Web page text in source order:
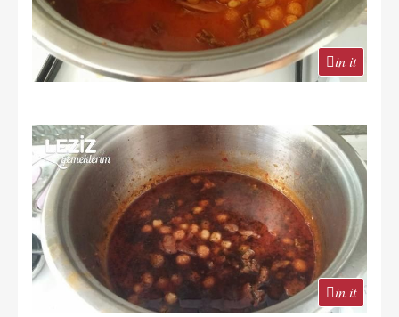
in it
in it